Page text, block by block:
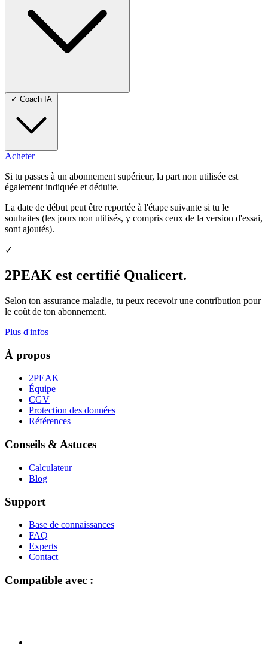
✓ Coach IA
Acheter
Si tu passes à un abonnement supérieur, la part non utilisée est
également indiquée et déduite.
La date de début peut être reportée à l'étape suivante si tu le
souhaites (les jours non utilisés, y compris ceux de la version d'essai,
sont ajoutés).
✓
2PEAK est certifié Qualicert.
Selon ton assurance maladie, tu peux recevoir une contribution pour
le coût de ton abonnement.
Plus d'infos
À propos
2PEAK
Équipe
CGV
Protection des données
Références
Conseils & Astuces
Calculateur
Blog
Support
Base de connaissances
FAQ
Experts
Contact
Compatible avec :